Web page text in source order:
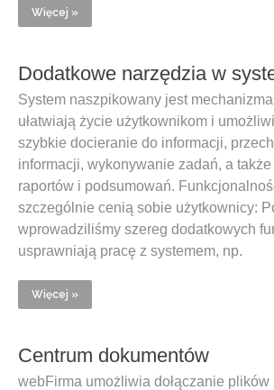
Więcej »
Dodatkowe narzędzia w
System naszpikowany jest
ułatwiają życie użytkownikom i
szybkie docieranie do informacji,
informacji, wykonywanie zadań, a
raportów i podsumowań.
szczególnie cenią sobie użytkownicy:
wprowadziliśmy szereg dodatkowych
usprawniają pracę z systemem, np.
Więcej »
Centrum dokumentów
webFirma umożliwia dołączanie plików